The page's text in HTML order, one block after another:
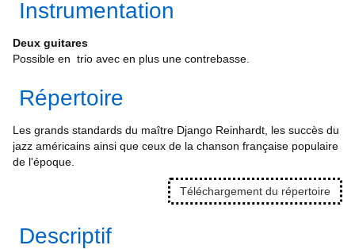
Instrumentation
Deux guitares
Possible en trio avec en plus une contrebasse.
Répertoire
Les grands standards du maître Django Reinhardt, les succès du
jazz américains ainsi que ceux de la chanson française populaire
de l'époque.
Téléchargement du répertoire
Descriptif